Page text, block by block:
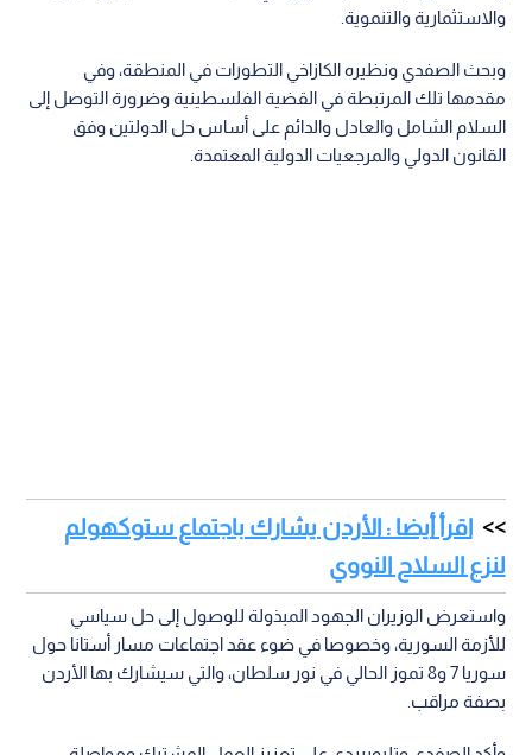
والاستثمارية والتنموية.
وبحث الصفدي ونظيره الكازاخي التطورات في المنطقة، وفي
مقدمها تلك المرتبطة في القضية الفلسطينية وضرورة التوصل إلى
السلام الشامل والعادل والدائم على أساس حل الدولتين وفق
القانون الدولي والمرجعيات الدولية المعتمدة.
اقرأ أيضا : الأردن يشارك باجتماع ستوكهولم
لنزع السلاح النووي
واستعرض الوزيران الجهود المبذولة للوصول إلى حل سياسي
للأزمة السورية، وخصوصا في ضوء عقد اجتماعات مسار أستانا حول
سوريا 7 و8 تموز الحالي في نور سلطان، والتي سيشارك بها الأردن
بصفة مراقب.